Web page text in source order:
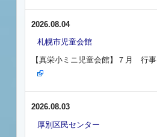
2026.08.04
札幌市児童会館
【真栄小ミニ児童会館】７月 行事
2026.08.03
厚別区民センター